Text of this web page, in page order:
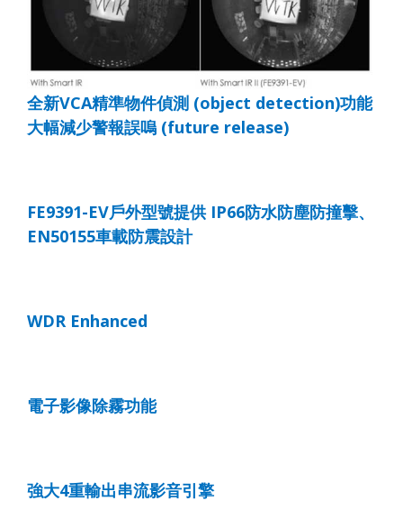
全新VCA精準物件偵測 (object detection)功能
大幅減少警報誤嗚 (future release)
FE9391-EV戶外型號提供IP66防水防塵防撞擊、
EN50155車載防震設計
WDR Enhanced
電子影像除霧功能
強大4重輸出串流影音引擎